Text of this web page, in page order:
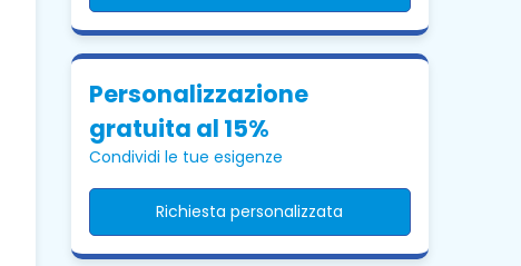
Personalizzazione
gratuita al 15%
Condividi le tue esigenze
Richiesta personalizzata